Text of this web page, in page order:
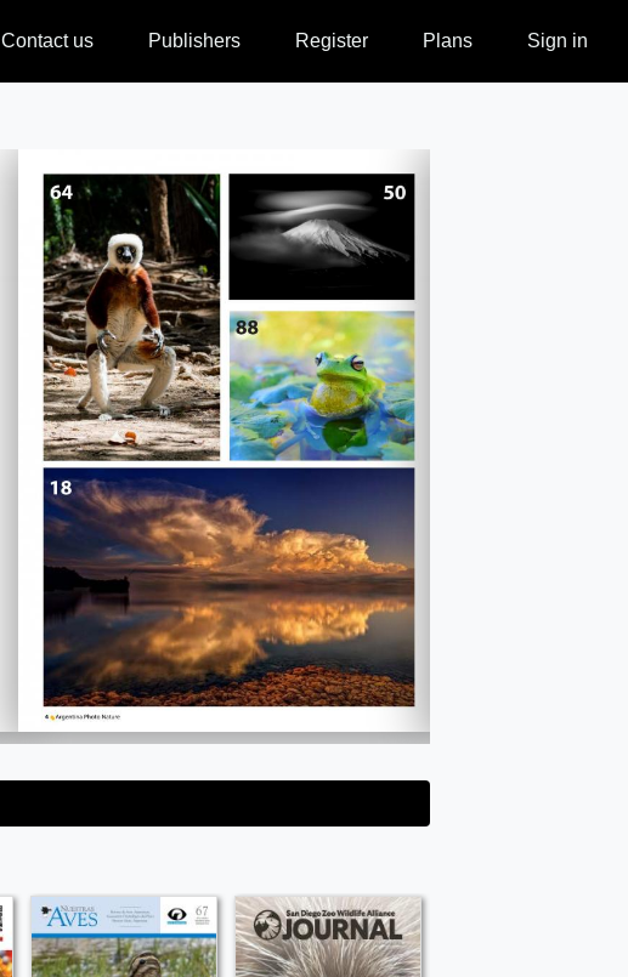
Contact us Publishers Register Plans Sign in